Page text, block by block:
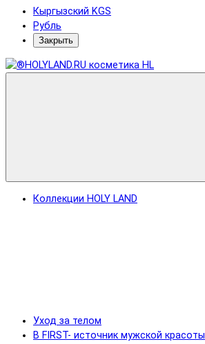
Кыргызский KGS
Рубль
Закрыть
Коллекции HOLY LAND
Уход за телом
B FIRST- источник мужской красоты